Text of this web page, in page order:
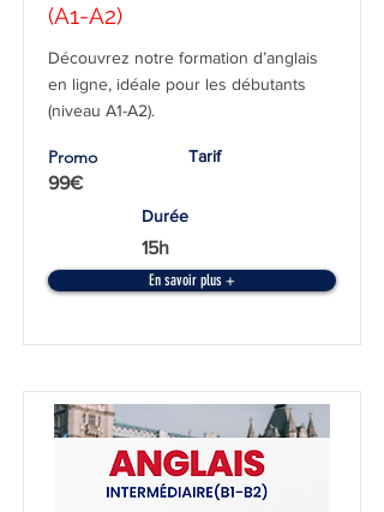
(A1-A2)
Découvrez notre formation d’anglais
en ligne, idéale pour les débutants
(niveau A1-A2).
Promo
99€
Tarif
Durée
15h
En savoir plus +